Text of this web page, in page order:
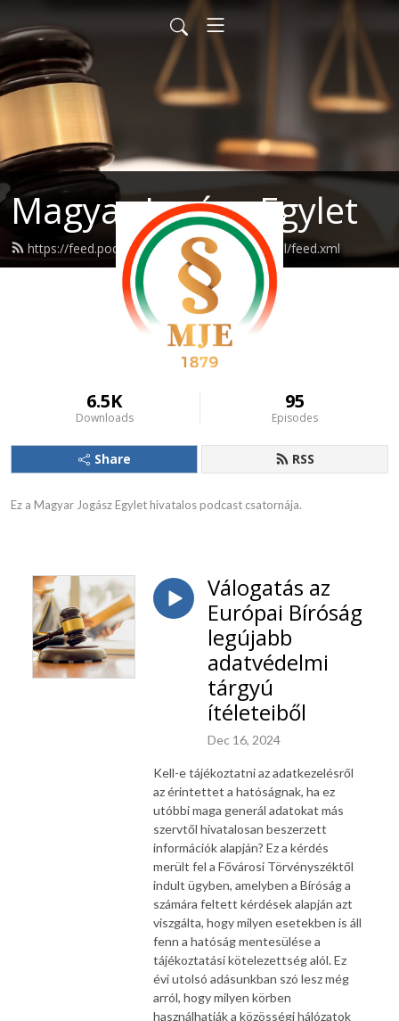
Magyar Jogász Egylet
https://feed.podbean.com/jogaszegyletsocial/feed.xml
6.5K
Downloads
95
Episodes
Share RSS
Ez a Magyar Jogász Egylet hivatalos podcast csatornája.
Válogatás az
Európai Bíróság
legújabb
adatvédelmi
tárgyú
ítéleteiből
Dec 16, 2024
Kell-e tájékoztatni az adatkezelésről
az érintettet a hatóságnak, ha ez
utóbbi maga generál adatokat más
szervtől hivatalosan beszerzett
információk alapján? Ez a kérdés
merült fel a Fővárosi Törvényszéktől
indult ügyben, amelyben a Bíróság a
számára feltett kérdések alapján azt
viszgálta, hogy milyen esetekben is áll
fenn a hatóság mentesülése a
tájékoztatási kötelezettség alól. Ez
évi utolsó adásunkban szó lesz még
arról, hogy milyen körben
használhatják a közösségi hálózatok